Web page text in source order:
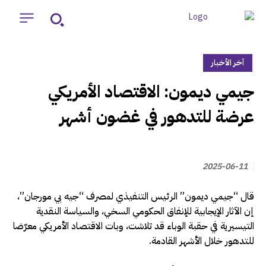
آخر الأخبار
‏جيمي ديمون: الاقتصاد الأمريكي
عرضة للتدهور في غضون أشهر
2025-06-11
قال “جيمي ديمون” الرئيس التنفيذي لمصرف “جيه بي مورجان”،
إن الآثار الإيجابية للإنفاق الحكومي السخي، والسياسة النقدية
التيسيرية في حقبة الوباء قد تلاشت، وبات الاقتصاد الأمريكي معرّضا
للتدهور خلال الأشهر القادمة.